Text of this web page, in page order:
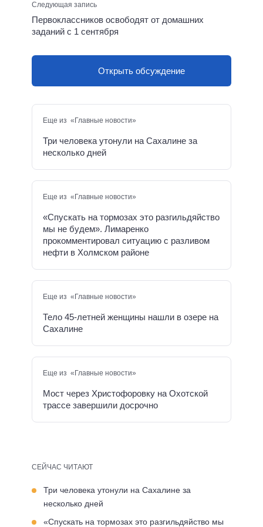
Следующая запись
Первоклассников освободят от домашних
заданий с 1 сентября
Открыть обсуждение
Еще из «Главные новости»
Три человека утонули на Сахалине за
несколько дней
Еще из «Главные новости»
«Спускать на тормозах это разгильдяйство
мы не будем». Лимаренко
прокомментировал ситуацию с разливом
нефти в Холмском районе
Еще из «Главные новости»
Тело 45-летней женщины нашли в озере на
Сахалине
Еще из «Главные новости»
Мост через Христофоровку на Охотской
трассе завершили досрочно
СЕЙЧАС ЧИТАЮТ
Три человека утонули на Сахалине за
несколько дней
«Спускать на тормозах это разгильдяйство мы